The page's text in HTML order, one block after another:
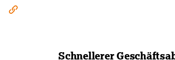
Schnellerer